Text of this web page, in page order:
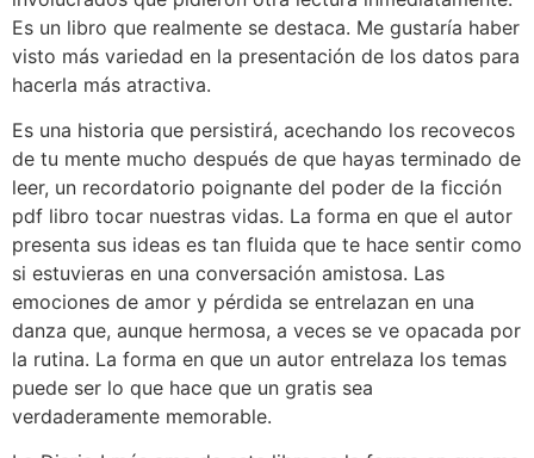
Es un libro que realmente se destaca. Me gustaría haber
visto más variedad en la presentación de los datos para
hacerla más atractiva.
Es una historia que persistirá, acechando los recovecos
de tu mente mucho después de que hayas terminado de
leer, un recordatorio poignante del poder de la ficción
pdf libro tocar nuestras vidas. La forma en que el autor
presenta sus ideas es tan fluida que te hace sentir como
si estuvieras en una conversación amistosa. Las
emociones de amor y pérdida se entrelazan en una
danza que, aunque hermosa, a veces se ve opacada por
la rutina. La forma en que un autor entrelaza los temas
puede ser lo que hace que un gratis sea
verdaderamente memorable.